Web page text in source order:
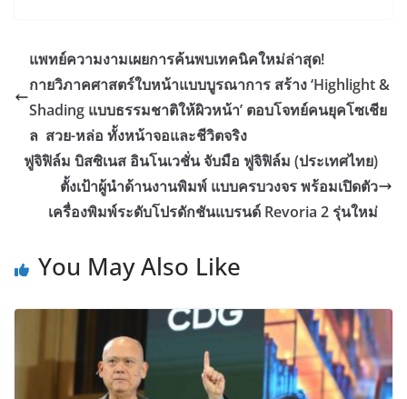
แพทย์ความงามเผยการค้นพบเทคนิคใหม่ล่าสุด!
กายวิภาคศาสตร์ใบหน้าแบบบูรณาการ สร้าง ‘Highlight &
Shading แบบธรรมชาติให้ผิวหน้า’ ตอบโจทย์คนยุคโซเชีย
ล สวย-หล่อ ทั้งหน้าจอและชีวิตจริง
ฟูจิฟิล์ม บิสซิเนส อินโนเวชั่น จับมือ ฟูจิฟิล์ม (ประเทศไทย)
ตั้งเป้าผู้นำด้านงานพิมพ์ แบบครบวงจร พร้อมเปิดตัว
เครื่องพิมพ์ระดับโปรดักชันแบรนด์ Revoria 2 รุ่นใหม่
You May Also Like